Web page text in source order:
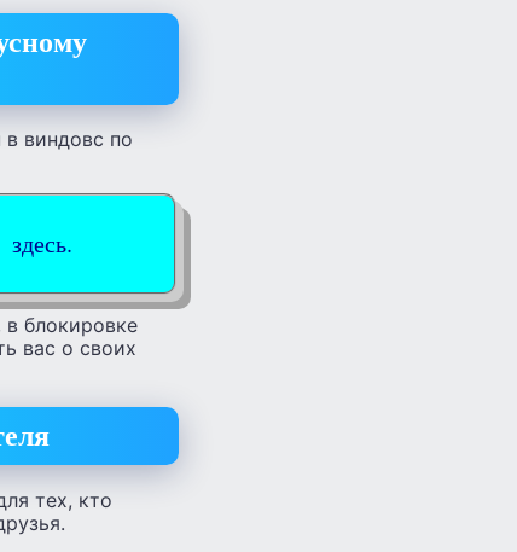
в виндовс по
здесь.
блокировке
вас о своих
тех, кто